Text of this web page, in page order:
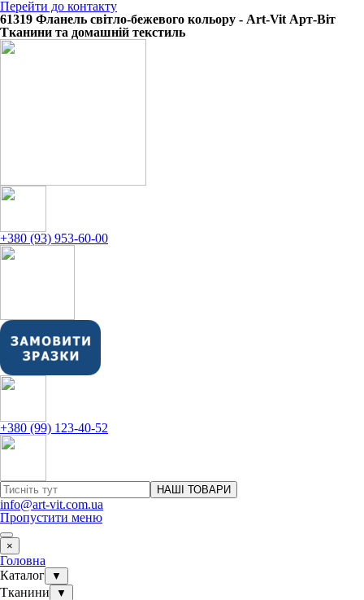
Перейти до контакту
61319 Фланель світло-бежевого кольору - Art-Vit Арт-Віт
Тканини та домашній текстиль
+380 (93) 953-60-00
+380 (99) 123-40-52
НАШІ ТОВАРИ
info@art-vit.com.ua
Пропустити меню
×
Головна
Каталог
▼
Тканини ▼